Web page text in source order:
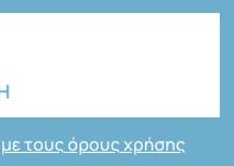
τους όρους χρήσης